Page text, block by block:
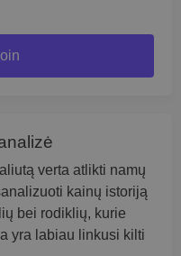
verta atlikti namų
kainų istoriją
bei rodiklių, kurie
yra labiau linkusi kilti